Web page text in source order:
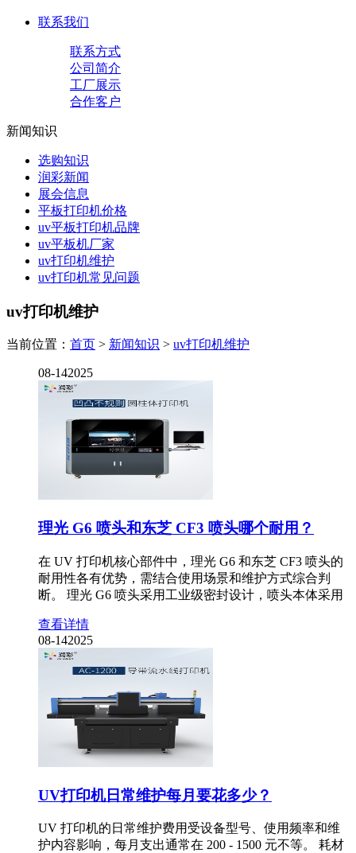
联系我们
联系方式
公司简介
工厂展示
合作客户
新闻知识
选购知识
润彩新闻
展会信息
平板打印机价格
uv平板打印机品牌
uv平板机厂家
uv打印机维护
uv打印机常见问题
uv打印机维护
当前位置： 首页 > 新闻知识 > uv打印机维护
08-142025
理光 G6 喷头和东芝 CF3 喷头哪个耐用？
在 UV 打印机核心部件中，理光 G6 和东芝 CF3 喷头的
耐用性各有优势，需结合使用场景和维护方式综合判
断。 理光 G6 喷头采用工业级密封设计，喷头本体采用
查看详情
08-142025
UV打印机日常维护每月要花多少？
UV 打印机的日常维护费用受设备型号、使用频率和维
护内容影响，每月支出通常在 200 - 1500 元不等。 耗材